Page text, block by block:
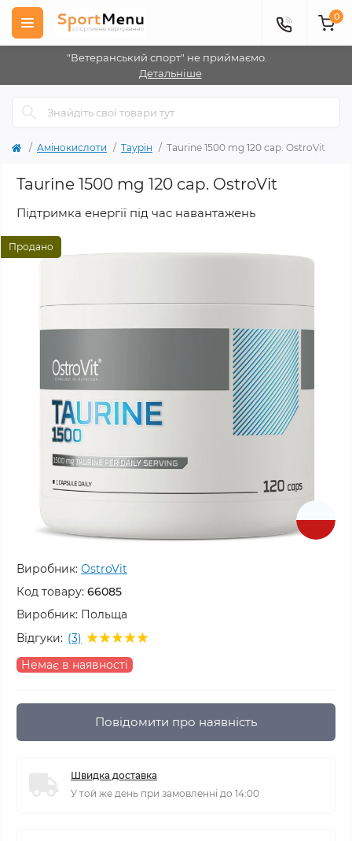
"Ветеранський спорт" не приймаємо.
Детальніше
0
Амінокислоти Таурін Taurine 1500 mg 120 cap. OstroVit
Taurine 1500 mg 120 cap. OstroVit
Підтримка енергії під час навантажень
Продано
Виробник: OstroVit
Код товару: 66085
Виробник: Польща
Відгуки: (3)
Немає в наявності
Повідомити про наявність
Швидка доставка
У той же день при замовленні до 14:00